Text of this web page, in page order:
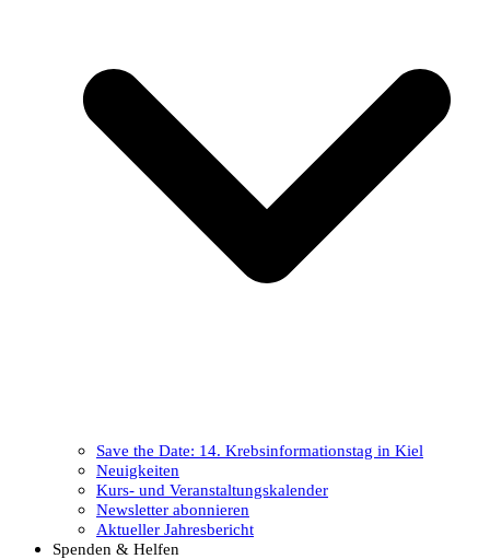
Save the Date: 14. Krebsinformationstag in Kiel
Neuigkeiten
Kurs- und Veranstaltungskalender
Newsletter abonnieren
Aktueller Jahresbericht
Spenden & Helfen